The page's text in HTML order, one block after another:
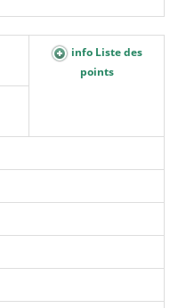
info Liste des
points